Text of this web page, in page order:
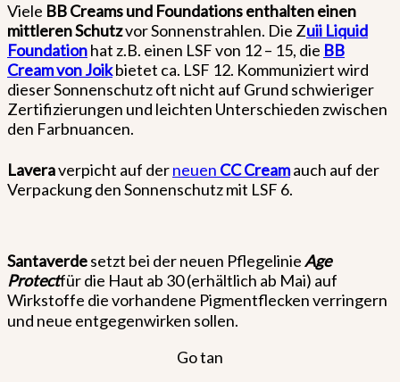
Viele BB Creams und Foundationsenthalten einen
mittleren Schutzvor Sonnenstrahlen. Die Zuii Liquid
Foundationhat z.B. einen LSF von 12 – 15, die BB
Cream von Joikbietet ca. LSF 12. Kommuniziert wird
dieser Sonnenschutz oft nicht auf Grund schwieriger
Zertifizierungen und leichten Unterschieden zwischen
den Farbnuancen.
Laveraverpicht auf derneuen CC Creamauch auf der
Verpackung den Sonnenschutz mit LSF 6.
Santaverdesetzt bei der neuen PflegelinieAge
Protectfür die Haut ab 30 (erhältlich ab Mai) auf
Wirkstoffe die vorhandene Pigmentflecken verringern
und neue entgegenwirken sollen.
Go tan